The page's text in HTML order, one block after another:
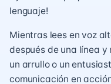
lenguaje!
Mientras lees en voz
después de una línea y
un arrullo o un
comunicación en